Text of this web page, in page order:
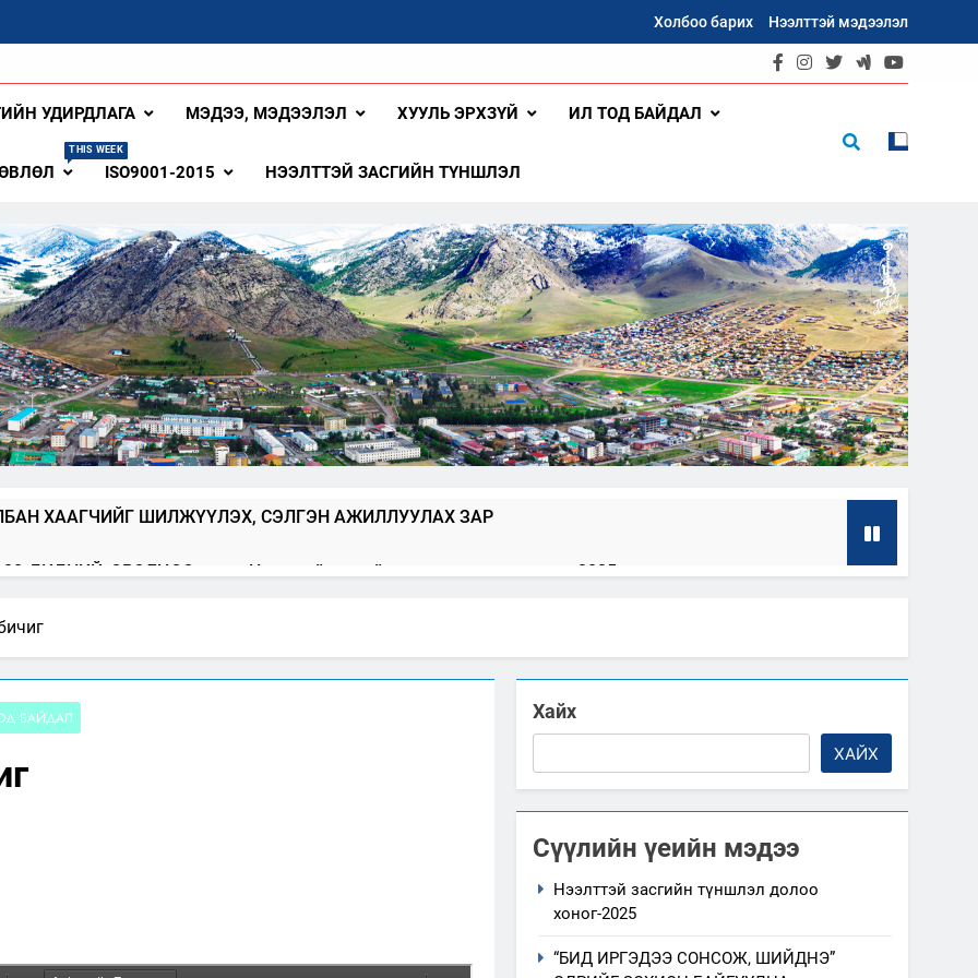
Холбоо барих Нээлттэй мэдээлэл
Аймаг
УДИРДЛАГА МЭДЭЭ, МЭДЭЭЛЭЛ ХУУЛЬ ЭРХЗҮЙ ИЛ ТОД БАЙДАЛ
THIS WEEK
ISO9001-2015 НЭЭЛТТЭЙ ЗАСГИЙН ТҮНШЛЭЛ
ХААГЧИЙГ ШИЛЖҮҮЛЭХ, СЭЛГЭН АЖИЛЛУУЛАХ ЗАР
Нээлттэй засгийн түншлэл долоо хоног-2025
ШИЙДНЭ” ӨДРИЙГ ЗОХИОН БАЙГУУЛНА
Архангай аймаг дахь салбар зөвлөлийн 2025 оны үйл ажиллагааны жилийн төлөвлөгөө
салбар зөвлөл” аяны хүрээнд зохион байгуулах арга хэмжээний төлөвлөгөө
аудитын дүгнэлт
БАЙДАЛ Хайх
ХАЙХ
Сүүлийн үеийн мэдээ
Нээлттэй засгийн түншлэл долоо
хоног-2025
“БИД ИРГЭДЭЭ СОНСОЖ, ШИЙДНЭ”